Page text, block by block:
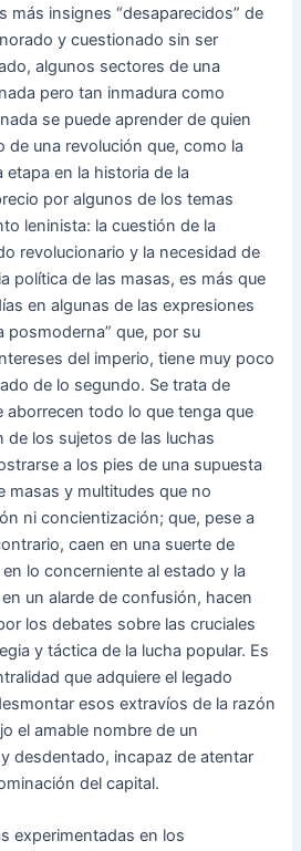
más insignes “desaparecidos” de
y cuestionado sin ser
algunos sectores de una
pero tan inmadura como
se puede aprender de quien
de una revolución que, como la
etapa en la historia de la
por algunos de los temas
leninista: la cuestión de la
revolucionario y la necesidad de
política de las masas, es más que
en algunas de las expresiones
posmoderna” que, por su
del imperio, tiene muy poco
de lo segundo. Se trata de
aborrecen todo lo que tenga que
de los sujetos de las luchas
a los pies de una supuesta
masas y multitudes que no
ni concientización; que, pese a
caen en una suerte de
lo concerniente al estado y la
un alarde de confusión, hacen
los debates sobre las cruciales
y táctica de la lucha popular. Es
que adquiere el legado
esos extravíos de la razón
el amable nombre de un
desdentado, incapaz de atentar
del capital.
experimentadas en los